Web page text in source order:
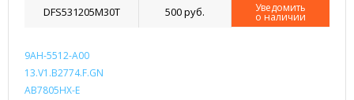
DFS531205M30T 500 руб. Уведомить
о наличии
9AH-5512-A00
13.V1.B2774.F.GN
AB7805HX-E